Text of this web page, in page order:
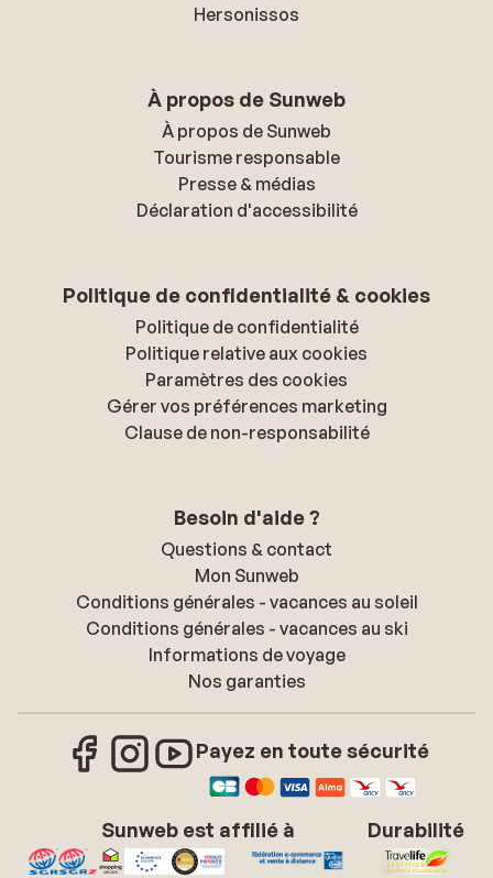
Hersonissos
À propos de Sunweb
À propos de Sunweb
Tourisme responsable
Presse & médias
Déclaration d'accessibilité
Politique de confidentialité & cookies
Politique de confidentialité
Politique relative aux cookies
Paramètres des cookies
Gérer vos préférences marketing
Clause de non-responsabilité
Besoin d'aide ?
Questions & contact
Mon Sunweb
Conditions générales - vacances au soleil
Conditions générales - vacances au ski
Informations de voyage
Nos garanties
Payez en toute sécurité
Sunweb est affilié à Durabilité